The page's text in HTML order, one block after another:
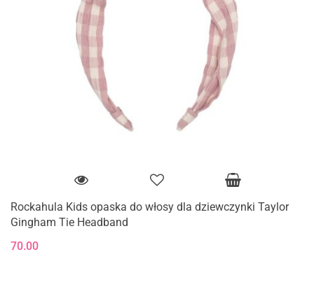
Rockahula Kids opaska do włosy dla dziewczynki Taylor
Gingham Tie Headband
70.00